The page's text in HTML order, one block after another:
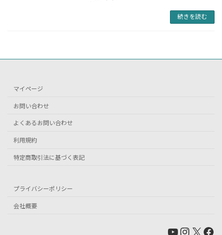
続きを読む
マイページ
お問い合わせ
よくあるお問い合わせ
利用規約
特定商取引法に基づく表記
プライバシーポリシー
会社概要